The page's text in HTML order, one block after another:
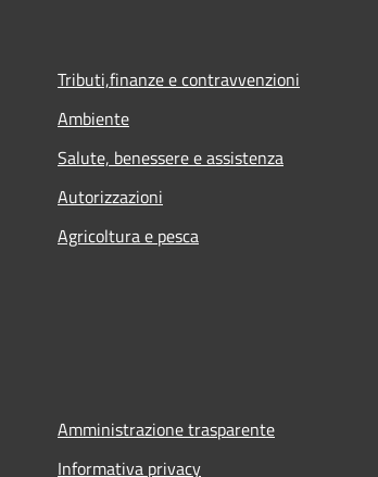
Tributi,finanze e contravvenzioni
Ambiente
Salute, benessere e assistenza
Autorizzazioni
Agricoltura e pesca
Amministrazione trasparente
Informativa privacy